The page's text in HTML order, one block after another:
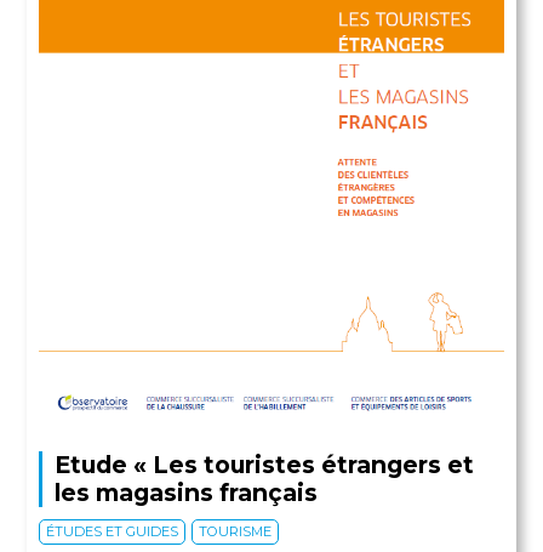
Etude « Les touristes étrangers et
les magasins français
ÉTUDES ET GUIDES TOURISME